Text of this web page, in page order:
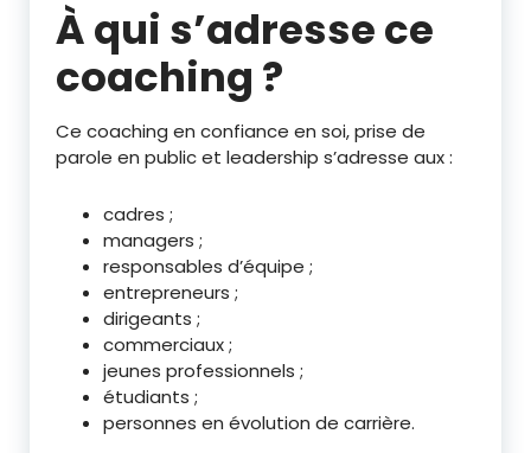
À qui s’adresse ce
coaching ?
Ce coaching en confiance en soi, prise de
parole en public et leadership s’adresse aux :
cadres ;
managers ;
responsables d’équipe ;
entrepreneurs ;
dirigeants ;
commerciaux ;
jeunes professionnels ;
étudiants ;
personnes en évolution de carrière.